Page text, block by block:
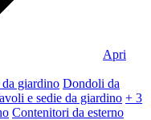
Apri
giardino Dondoli da
e sedie da giardino + 3
Contenitori da esterno